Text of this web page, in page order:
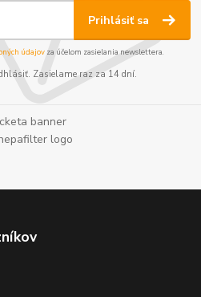
Prihlásiť sa
údajov za účelom zasielania newslettera.
Zasielame raz za 14 dní.